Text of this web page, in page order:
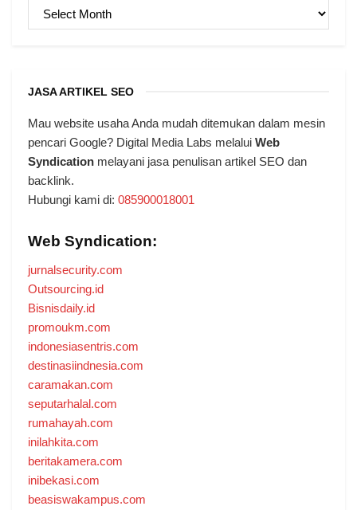
JASA ARTIKEL SEO
Mau website usaha Anda mudah ditemukan dalam mesin
pencari Google? Digital Media Labs melalui Web
Syndication melayani jasa penulisan artikel SEO dan
backlink.
Hubungi kami di: 085900018001
Web Syndication:
jurnalsecurity.com
Outsourcing.id
Bisnisdaily.id
promoukm.com
indonesiasentris.com
destinasiindnesia.com
caramakan.com
seputarhalal.com
rumahayah.com
inilahkita.com
beritakamera.com
inibekasi.com
beasiswakampus.com